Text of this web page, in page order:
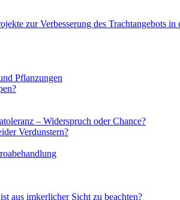
zur Verbesserung des Trachtangebots in
Pflanzungen
– Widerspruch oder Chance?
Verdunstern?
aus imkerlicher Sicht zu beachten?